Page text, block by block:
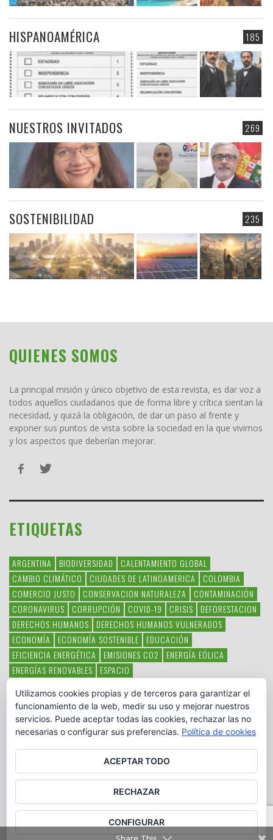
185
HISPANOAMÉRICA
269
NUESTROS INVITADOS
235
SOSTENIBILIDAD
QUIENES SOMOS
La principal misión y único objetivo de esta revista, es dar voz a
todos aquellos ciudadanos que de forma libre y crítica sientan la
necesidad, y quizá la obligación, de dar un paso al frente y
exponer sus puntos de vista sobre la sociedad en la que vivimos
y los aspectos que deberían mejorar.
ETIQUETAS
ARGENTINA BIODIVERSIDAD
CALENTAMIENTO GLOBAL
CAMBIO CLIMÁTICO
CIUDADES DE LATINOAMERICA
COLOMBIA
COMERCIO JUSTO
CONSERVACION NATURALEZA
CONTAMINACIÓN
CORONAVIRUS
CORRUPCIÓN COVID-19 CRISIS
DEFORESTACION
DERECHOS HUMANOS
DERECHOS HUMANOS VULNERADOS
ECONOMÍA
ECONOMÍA SOSTENIBLE
EDUCACIÓN
EFICIENCIA ENERGÉTICA
EMISIONES CO2
ENERGÍA EÓLICA
ENERGÍAS RENOVABLES
ESPACIO
HAMBRE LATINOAMÉRICA MEDIO AMBIENTE
MÉXICO
OBJETIVOS DEL MILENIO
ONGS PAZ POBREZA POESÍA
POLITICA
PUEBLOS INDÍGENAS RSC RSE
SOBERANÍA ALIMENTARIA
SOLIDARIDAD SOSTENIBILIDAD TECNOLOGÍA VERTIDO PETROLEO
Copyright © www.otromundoesposible.net. All Rights Reserved.
Utilizamos cookies propias y de terceros para garantizar el
funcionamiento de la web, medir su uso y mejorar nuestros
servicios. Puede aceptar todas las cookies, rechazar las no
necesarias o configurar sus preferencias. Política de cookies
ACEPTAR TODO
RECHAZAR
CONFIGURAR